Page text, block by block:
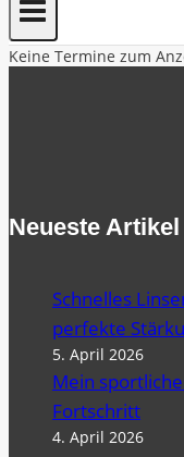
Keine Termine zum
Neueste Artikel
Schnelles
perfekte
5. April 2026
Mein
Fortschritt
4. April 2026